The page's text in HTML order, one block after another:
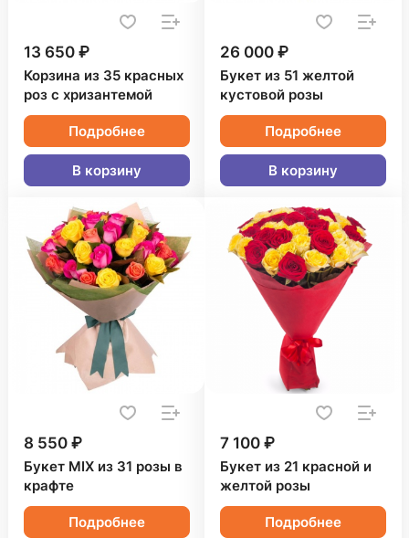
13 650 ₽
Корзина из 35 красных
роз с хризантемой
Подробнее
В корзину
26 000 ₽
Букет из 51 желтой
кустовой розы
Подробнее
В корзину
8 550 ₽
Букет MIX из 31 розы в
крафте
Подробнее
7 100 ₽
Букет из 21 красной и
желтой розы
Подробнее